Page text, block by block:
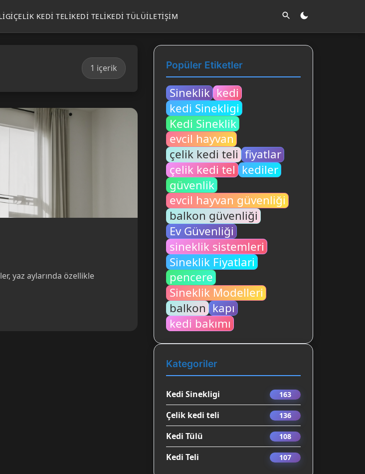
ÇELIK KEDI TELIKEDI TELIKEDI TÜLÜİLETIŞIM
1 içerik
yaz aylarında özellikle
Popüler Etiketler
Sineklik kedi
kedi Sinekligi
Kedi Sineklik
evcil hayvan
çelik kedi teli fiyatlar
çelik kedi tel kediler
güvenlik
evcil hayvan güvenliği
balkon güvenliği
Ev Güvenliği
sineklik sistemleri
Sineklik Fiyatlari
pencere
Sineklik Modelleri
balkon kapı
kedi bakımı
Kategoriler
Kedi Sinekligi 163
Çelik kedi teli 136
Kedi Tülü 108
Kedi Teli 107